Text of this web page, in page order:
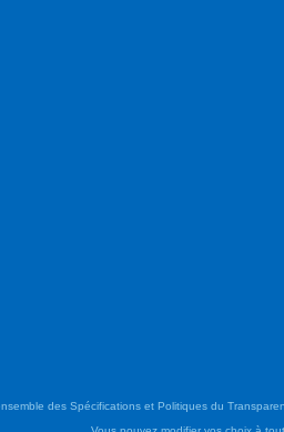
des Spécifications et Politiques du